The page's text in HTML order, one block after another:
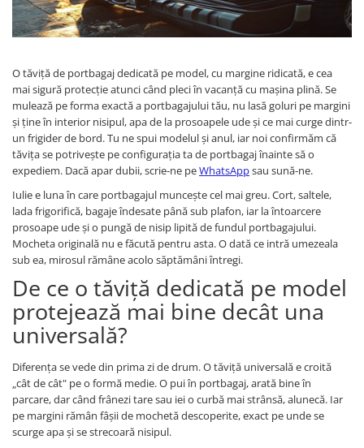
Accesorii Electronice Auto
Accesorii pentru Roti si Anvelope
Husa Anvelope
Truse Chei
Organizatoare Auto
O tăviță de portbagaj dedicată pe model, cu margine ridicată, e cea
mai sigură protecție atunci când pleci în vacanță cu mașina plină. Se
mulează pe forma exactă a portbagajului tău, nu lasă goluri pe margini
și ține în interior nisipul, apa de la prosoapele ude și ce mai curge dintr-
un frigider de bord. Tu ne spui modelul și anul, iar noi confirmăm că
tăvița se potrivește pe configurația ta de portbagaj înainte să o
expediem. Dacă apar dubii, scrie-ne peWhatsAppsau sună-ne.
Iulie e luna în care portbagajul muncește cel mai greu. Cort, saltele,
lada frigorifică, bagaje îndesate până sub plafon, iar la întoarcere
prosoape ude și o pungă de nisip lipită de fundul portbagajului.
Mocheta originală nu e făcută pentru asta. O dată ce intră umezeala
sub ea, mirosul rămâne acolo săptămâni întregi.
De ce o tăviță dedicată pe model
protejează mai bine decât una
universală?
Diferența se vede din prima zi de drum. O tăviță universală e croită
„cât de cât" pe o formă medie. O pui în portbagaj, arată bine în
parcare, dar când frânezi tare sau iei o curbă mai strânsă, alunecă. Iar
pe margini rămân fâșii de mochetă descoperite, exact pe unde se
scurge apa și se strecoară nisipul.